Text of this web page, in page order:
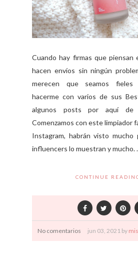
Cuando hay firmas que piensan
hacen envíos sin ningún
merecen que seamos fieles
hacerme con varios de sus
algunos posts por aquí de
Comenzamos con este limpiador
Instagram, habrán visto mucho
influencers lo muestran y mucho.
CONTINUE
No comentarios jun 03, 2021 by